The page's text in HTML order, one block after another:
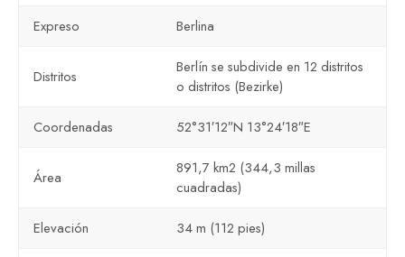
Expreso Berlina
Distritos
Berlín se subdivide en 12 distritos
o distritos (Bezirke)
Coordenadas 52°31′12″N 13°24′18″E
Área
891,7 km2 (344,3 millas
cuadradas)
Elevación 34 m (112 pies)